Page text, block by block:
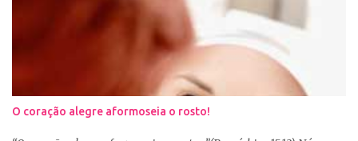
O coração alegre aformoseia o rosto!